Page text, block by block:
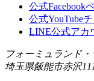
公式Facebook
公式YouTube
LINE公式アカ
フォーミュランド
埼玉県飯能市赤沢